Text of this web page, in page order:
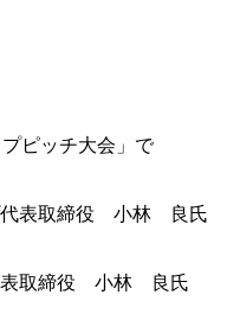
ピッチ大会」で
表取締役 小林 良氏